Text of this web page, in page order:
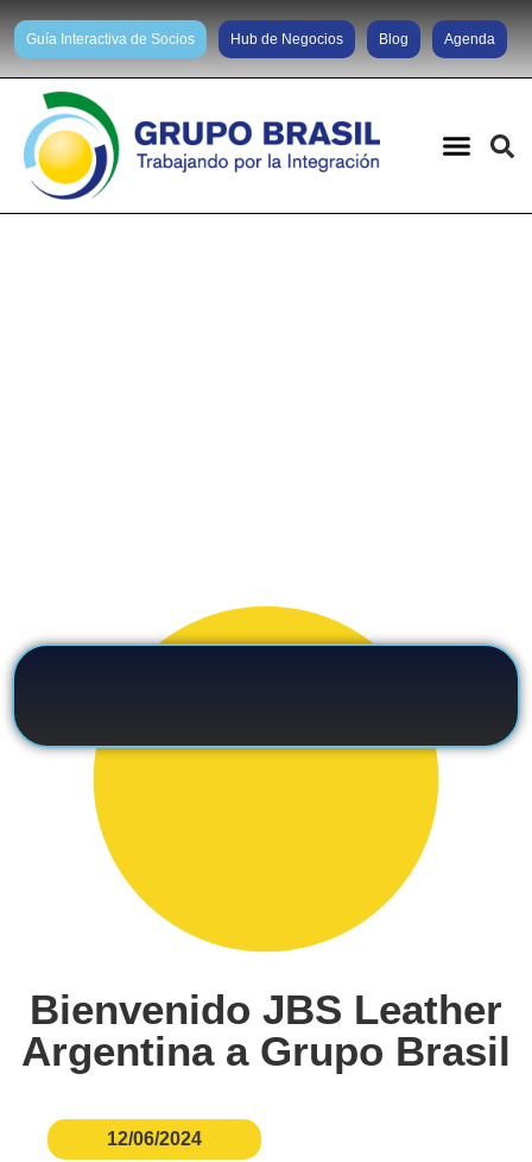
Guía Interactiva de Socios Hub de Negocios Blog Agenda
Bienvenido JBS Leather
Argentina a Grupo Brasil
12/06/2024